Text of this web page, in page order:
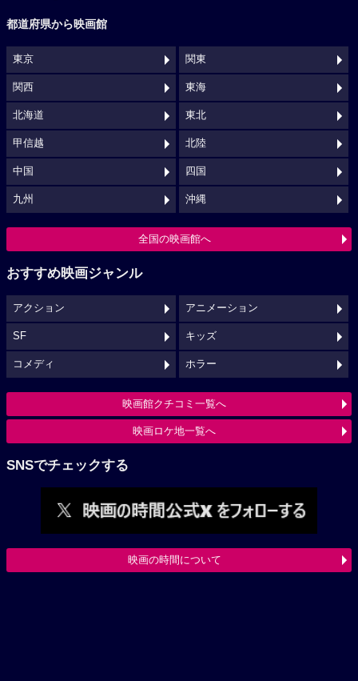
都道府県から映画館
東京 関東
関西 東海
北海道 東北
甲信越 北陸
中国 四国
九州 沖縄
全国の映画館へ
おすすめ映画ジャンル
アクション アニメーション
SF キッズ
コメディ ホラー
映画館クチコミ一覧へ
映画ロケ地一覧へ
SNSでチェックする
映画の時間について